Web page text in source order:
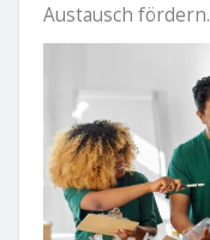
Austausch fördern.